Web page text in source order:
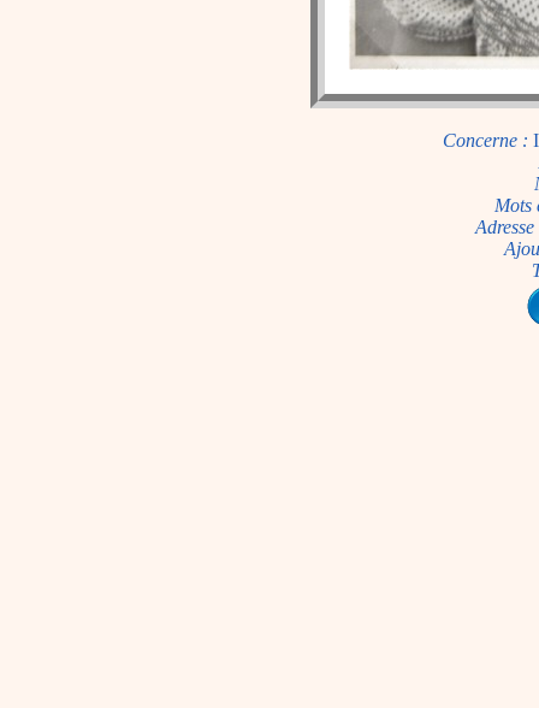
Concerne :
Mots